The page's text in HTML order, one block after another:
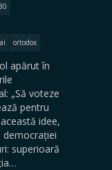
ortodox
apărut în
„Să voteze
pentru
idee,
democrației
superioară